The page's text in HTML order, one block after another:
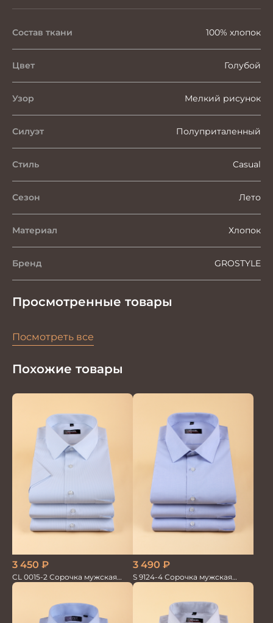
Состав ткани 100% хлопок
Цвет Голубой
Узор Мелкий рисунок
Силуэт Полуприталенный
Стиль Casual
Сезон Лето
Материал Хлопок
Бренд GROSTYLE
Просмотренные товары
Посмотреть все
Похожие товары
3 450 ₽
CL 0015-2 Сорочка мужская
короткий рукав
3 490 ₽
S 9124-4 Сорочка мужская
короткий рукав